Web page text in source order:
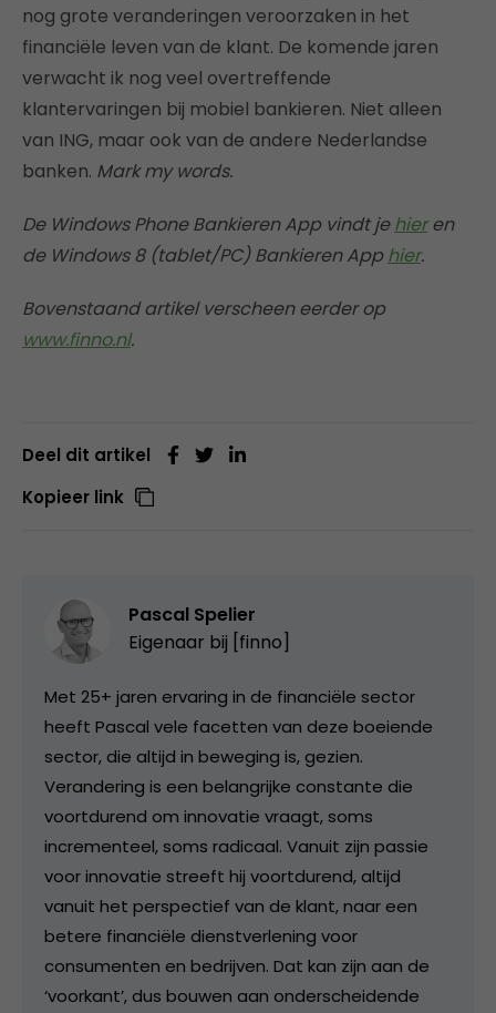
nog grote veranderingen veroorzaken in het
financiële leven van de klant. De komende jaren
verwacht ik nog veel overtreffende
klantervaringen bij mobiel bankieren. Niet alleen
van ING, maar ook van de andere Nederlandse
banken. Mark my words.
De Windows Phone Bankieren App vindt jehieren
de Windows 8 (tablet/PC) Bankieren Apphier.
Bovenstaand artikel verscheen eerder op
www.finno.nl.
Deel dit artikel
Kopieer link
Pascal Spelier
Eigenaar bij [finno]
Met 25+ jaren ervaring in de financiële sector
heeft Pascal vele facetten van deze boeiende
sector, die altijd in beweging is, gezien.
Verandering is een belangrijke constante die
voortdurend om innovatie vraagt, soms
incrementeel, soms radicaal. Vanuit zijn passie
voor innovatie streeft hij voortdurend, altijd
vanuit het perspectief van de klant, naar een
betere financiële dienstverlening voor
consumenten en bedrijven. Dat kan zijn aan de
‘voorkant’, dus bouwen aan onderscheidende